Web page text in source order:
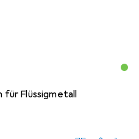
für Flüssigmetall